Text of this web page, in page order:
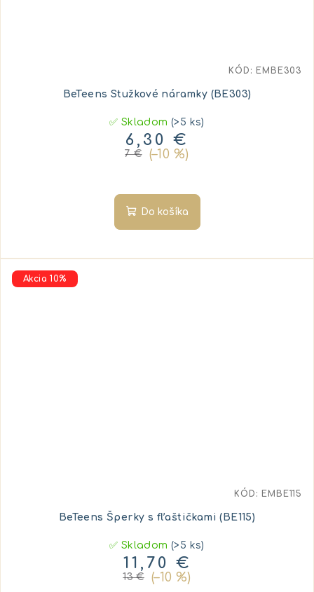
BeTeens Stužkové náramky (BE303)
✅ Skladom(>5 ks)
6,30 €
7 € (–10 %)
Do košíka
KÓD: EMBE303
Akcia 10%
BeTeens Šperky s fľaštičkami (BE115)
✅ Skladom(>5 ks)
11,70 €
13 € (–10 %)
KÓD: EMBE115